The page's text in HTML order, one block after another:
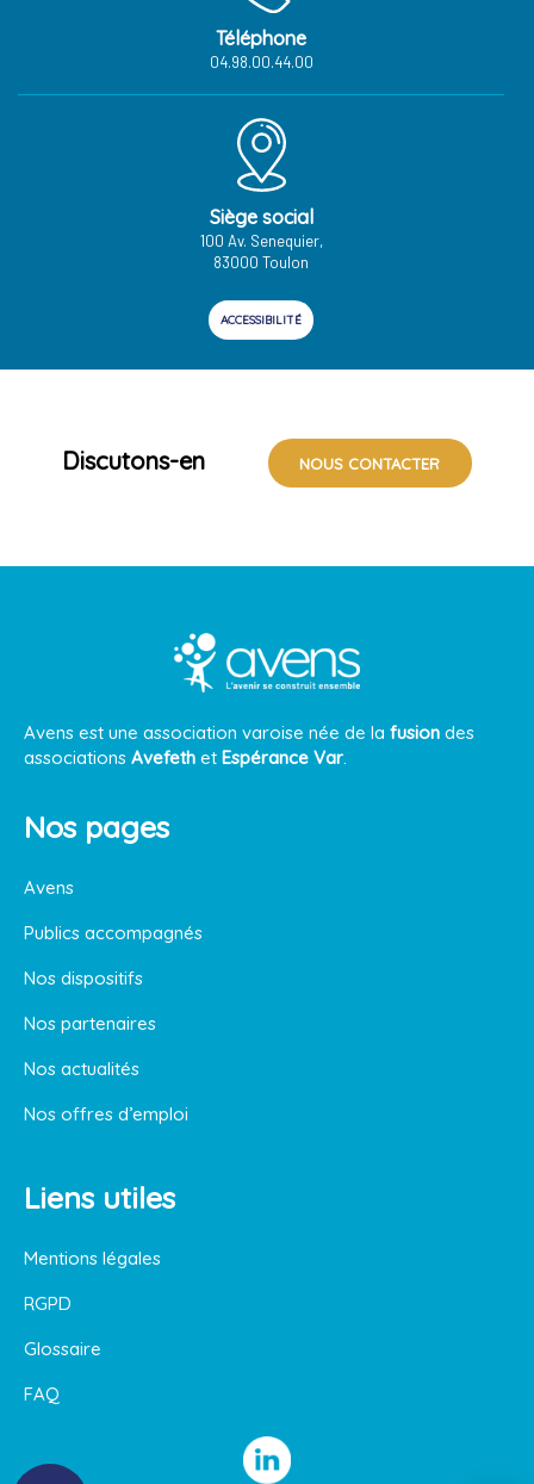
Téléphone
04.98.00.44.00
Siège social
100 Av. Senequier,
83000 Toulon
ACCESSIBILITÉ
Discutons-en NOUS CONTACTER
Avens est une association varoise née de la fusion des
associations Avefeth et Espérance Var.
Nos pages
Avens
Publics accompagnés
Nos dispositifs
Nos partenaires
Nos actualités
Nos offres d’emploi
Liens utiles
Mentions légales
RGPD
Glossaire
FAQ